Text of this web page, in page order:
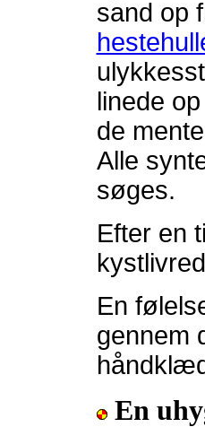
sand op
linede
de
Alle
søges.
Efter en
En
gennem
En